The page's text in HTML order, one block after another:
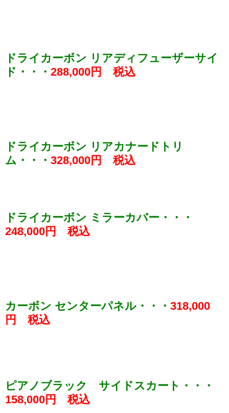
ドライカーボン リアディフューザーサイ
ド・・・ 288,000円 税込
ドライカーボン リアカナードトリ
ム・・・ 328,000円 税込
ドライカーボン ミラーカバー・・・
248,000円 税込
カーボン センターパネル・・・ 318,000
円 税込
ピアノブラック サイドスカート・・・
158,000円 税込